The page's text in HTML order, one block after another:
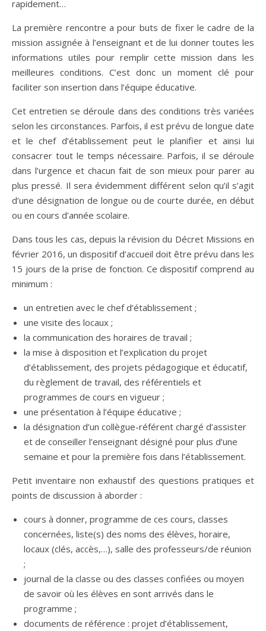
rapidement…
La première rencontre a pour buts de fixer le cadre de la
mission assignée à l’enseignant et de lui donner toutes les
informations utiles pour remplir cette mission dans les
meilleures conditions. C’est donc un moment clé pour
faciliter son insertion dans l’équipe éducative.
Cet entretien se déroule dans des conditions très variées
selon les circonstances. Parfois, il est prévu de longue date
et le chef d’établissement peut le planifier et ainsi lui
consacrer tout le temps nécessaire. Parfois, il se déroule
dans l’urgence et chacun fait de son mieux pour parer au
plus pressé. Il sera évidemment différent selon qu’il s’agit
d’une désignation de longue ou de courte durée, en début
ou en cours d’année scolaire.
Dans tous les cas, depuis la révision du Décret Missions en
février 2016, un dispositif d’accueil doit être prévu dans les
15 jours de la prise de fonction. Ce dispositif comprend au
minimum :
un entretien avec le chef d’établissement ;
une visite des locaux ;
la communication des horaires de travail ;
la mise à disposition et l’explication du projet
d’établissement, des projets pédagogique et éducatif,
du règlement de travail, des référentiels et
programmes de cours en vigueur ;
une présentation à l’équipe éducative ;
la désignation d’un collègue-référent chargé d’assister
et de conseiller l’enseignant désigné pour plus d’une
semaine et pour la première fois dans l’établissement.
Petit inventaire non exhaustif des questions pratiques et
points de discussion à aborder :
cours à donner, programme de ces cours, classes
concernées, liste(s) des noms des élèves, horaire,
locaux (clés, accès,…), salle des professeurs/de réunion
;
journal de la classe ou des classes confiées ou moyen
de savoir où les élèves en sont arrivés dans le
programme ;
documents de référence : projet d’établissement,